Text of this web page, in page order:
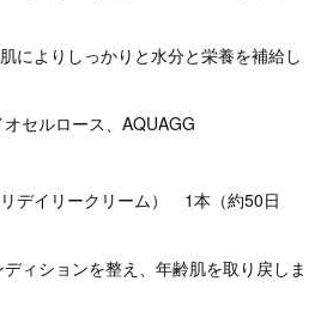
によりしっかりと水分と栄養を補給し
セルロース、AQUAGG
デイリークリーム） 1本（約50日
ィションを整え、年齢肌を取り戻しま